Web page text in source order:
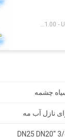
USD 1.00 - USD 398.00/PCS MOQ:1 عدد
چشمه